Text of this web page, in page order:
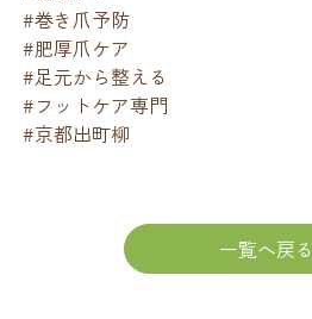
#巻き爪予防
#肥厚爪ケア
#足元から整える
#フットケア専門
#京都出町柳
一覧へ戻る